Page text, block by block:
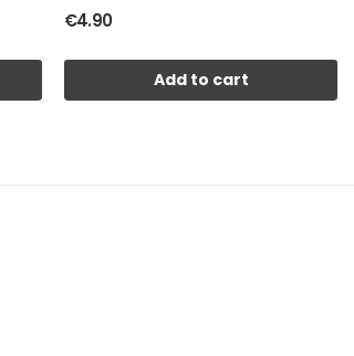
€4.90
Add to cart